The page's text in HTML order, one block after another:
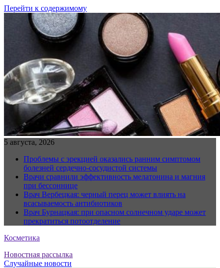
Перейти к содержимому
5 августа, 2026
Проблемы с эрекцией оказались ранним симптомом
болезней сердечно-сосудистой системы
Врачи сравнили эффективность мелатонина и магния
при бессоннице
Врач Вербецкая: черный перец может влиять на
всасываемость антибиотиков
Врач Бурнацкая: при опасном солнечном ударе может
прекратиться потоотделение
Косметика
Новостная рассылка
Случайные новости